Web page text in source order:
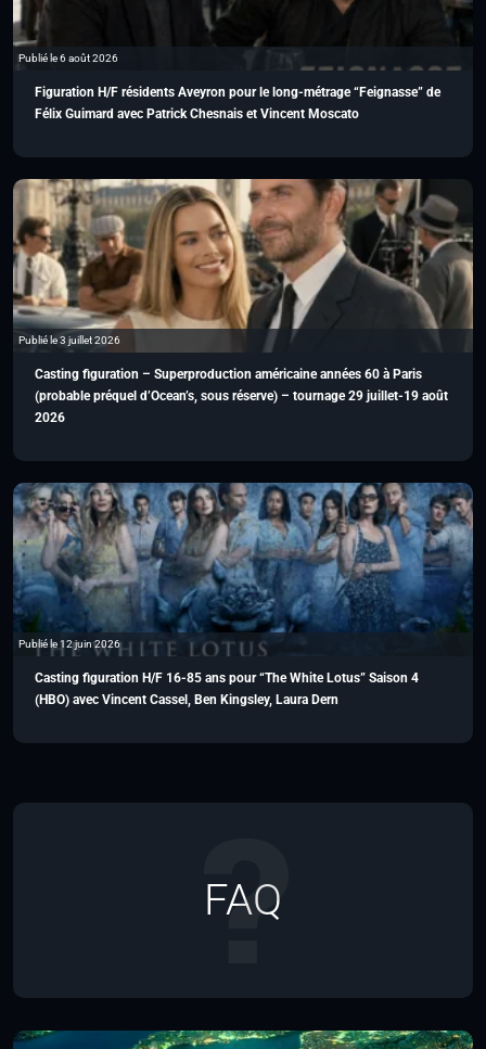
Publié le 6 août 2026
Figuration H/F résidents Aveyron pour le long-métrage “Feignasse” de
Félix Guimard avec Patrick Chesnais et Vincent Moscato
Publié le 3 juillet 2026
Casting figuration – Superproduction américaine années 60 à Paris
(probable préquel d’Ocean’s, sous réserve) – tournage 29 juillet-19 août
2026
Publié le 12 juin 2026
Casting figuration H/F 16-85 ans pour “The White Lotus” Saison 4
(HBO) avec Vincent Cassel, Ben Kingsley, Laura Dern
FAQ